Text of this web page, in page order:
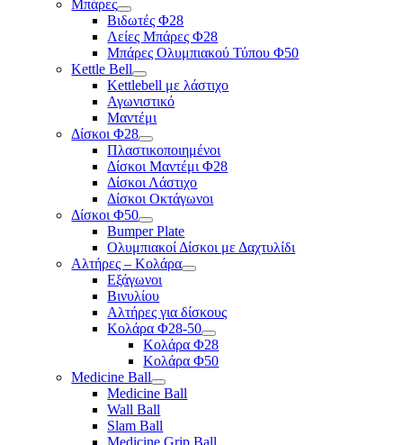
Μπάρες
Βιδωτές Φ28
Λείες Μπάρες Φ28
Μπάρες Ολυμπιακού Τύπου Φ50
Kettle Bell
Kettlebell με λάστιχο
Αγωνιστικό
Μαντέμι
Δίσκοι Φ28
Πλαστικοποιημένοι
Δίσκοι Μαντέμι Φ28
Δίσκοι Λάστιχο
Δίσκοι Οκτάγωνοι
Δίσκοι Φ50
Bumper Plate
Ολυμπιακοί Δίσκοι με Δαχτυλίδι
Αλτήρες – Κολάρα
Εξάγωνοι
Βινυλίου
Αλτήρες για δίσκους
Κολάρα Φ28-50
Κολάρα Φ28
Κολάρα Φ50
Medicine Ball
Medicine Ball
Wall Ball
Slam Ball
Medicine Grip Ball